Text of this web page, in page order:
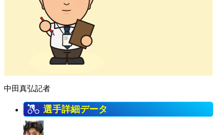
中田真弘記者
選手詳細データ